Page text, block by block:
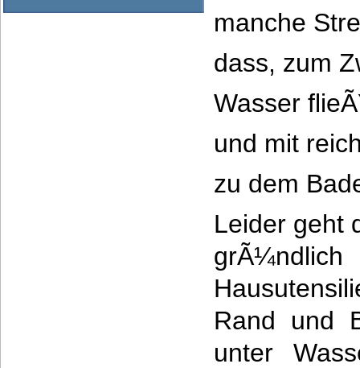
manche
dass, zum
Wasser
und mit
zu dem
Leider geht
Rand und
unter